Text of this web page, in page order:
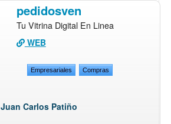
pedidosven
Tu Vitrina Digital En Linea
WEB
Empresariales Compras
Juan Carlos Patiño